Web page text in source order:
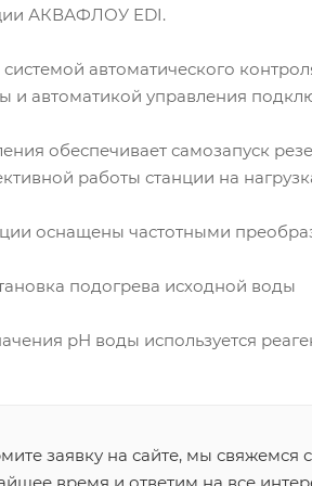
АКВАФЛОУ EDI.
автоматического
и автоматикой управления
обеспечивает самозапуск
работы станции на
оснащены частотными
подогрева исходной воды
рН воды используется
заявку на сайте, мы свяжемся